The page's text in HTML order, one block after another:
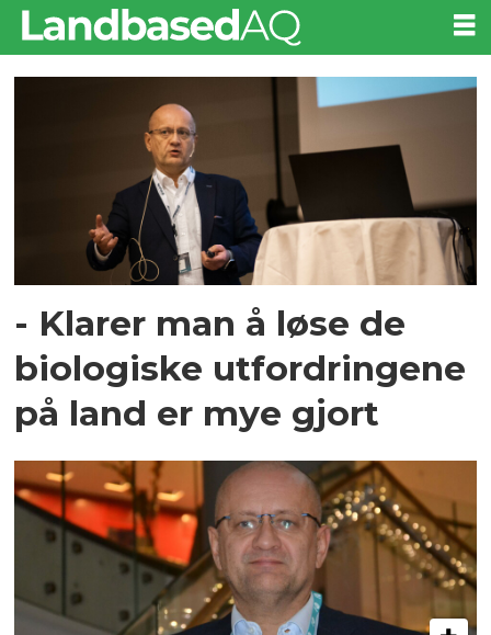
Tag:
- Klarer man å løse de
biologiske utfordringene
på land er mye gjort